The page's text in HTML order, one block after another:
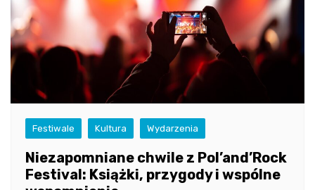
Festiwale Kultura Wydarzenia
Niezapomniane chwile z Pol’and’Rock
Festival: Książki, przygody i wspólne